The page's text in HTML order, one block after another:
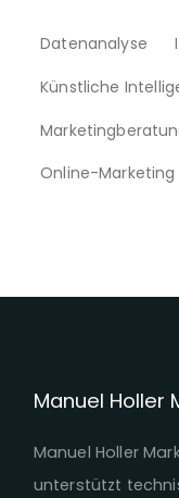
Datenanalyse
Künstliche
Online-Marketing
Manuel Holler
Manuel Holler
unterstützt